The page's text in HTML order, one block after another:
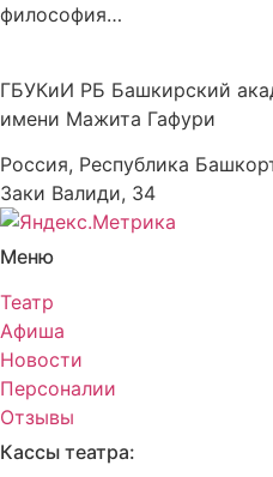
философия…
ГБУКиИ РБ Башкирский
имени Мажита Гафури
Россия, Республика
Заки Валиди, 34
Меню
Театр
Афиша
Новости
Персоналии
Отзывы
Кассы театра: